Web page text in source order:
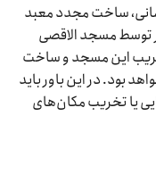
ساخت مجدد معبد
توسط مسجد الاقصی
این مسجد و ساخت
بود. در این باور باید
یا تخریب مکان‌های